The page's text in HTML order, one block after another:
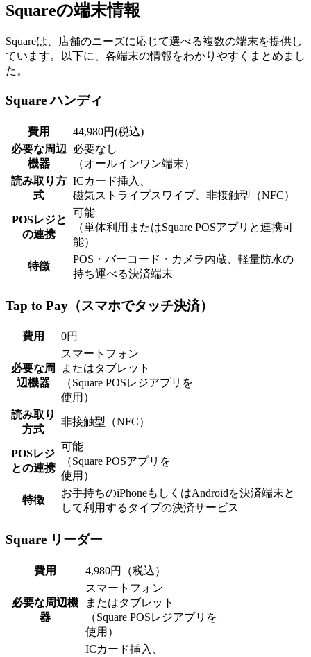
Squareの端末情報
Squareは、店舗のニーズに応じて選べる複数の端末を提供し
ています。以下に、各端末の情報をわかりやすくまとめまし
た。
Square ハンディ
費用
44,980円(税込)
必要な周辺
機器
必要なし
（オールインワン端末）
読み取り方
式
ICカード挿入、
磁気ストライプスワイプ、非接触型（NFC）
POSレジと
の連携
可能
（単体利用またはSquare POSアプリと連携可
能）
特徴
POS・バーコード・カメラ内蔵、軽量防水の
持ち運べる決済端末
Tap to Pay（スマホでタッチ決済）
費用 0円
必要な周
辺機器
スマートフォン
またはタブレット
（Square POSレジアプリを
使用）
読み取り
方式
非接触型（NFC）
POSレジ
との連携
可能
（Square POSアプリを
使用）
特徴
お手持ちのiPhoneもしくはAndroidを決済端末と
して利用するタイプの決済サービス
Square リーダー
費用 4,980円（税込）
必要な周辺機
器
スマートフォン
またはタブレット
（Square POSレジアプリを
使用）
ICカード挿入、